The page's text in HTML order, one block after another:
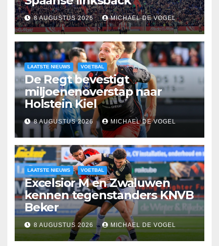
8 AUGUSTUS 2026 MICHAEL DE VOGEL
LAATSTE NIEUWS VOETBAL
De Regt bevestigt
miljoenenoverstap naar
Holstein Kiel
8 AUGUSTUS 2026 MICHAEL DE VOGEL
LAATSTE NIEUWS VOETBAL
Excelsior M en Zwaluwen
kennen tegenstanders KNVB
Beker
8 AUGUSTUS 2026 MICHAEL DE VOGEL